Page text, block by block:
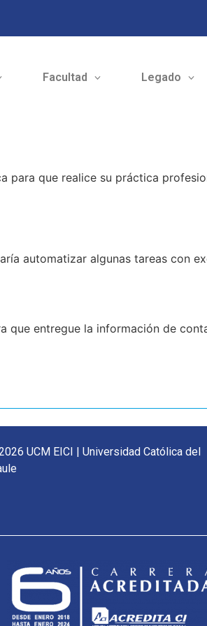
Facultad Legado
para que realice su práctica
automatizar algunas tareas con
que entregue la información de
UCM EICI | Universidad Católica del